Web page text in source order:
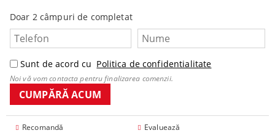
Doar 2 câmpuri de completat
Sunt de acord cu Politica de confidentialitate
Noi vă vom contacta pentru finalizarea comenzii.
Recomandă
Evaluează